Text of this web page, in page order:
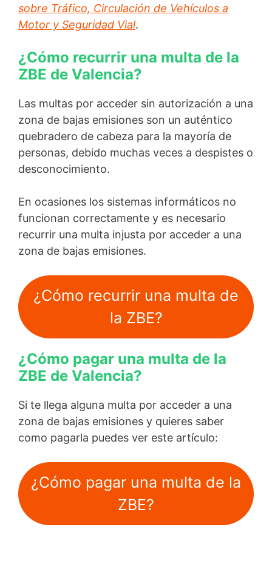
sobre Tráfico, Circulación de Vehículos a
Motor y Seguridad Vial.
¿Cómo recurrir una multa de la
ZBE de Valencia?
Las multas por acceder sin autorización a una
zona de bajas emisiones son un auténtico
quebradero de cabeza para la mayoría de
personas, debido muchas veces a despistes o
desconocimiento.
En ocasiones los sistemas informáticos no
funcionan correctamente y es necesario
recurrir una multa injusta por acceder a una
zona de bajas emisiones.
¿Cómo recurrir una multa de
la ZBE?
¿Cómo pagar una multa de la
ZBE de Valencia?
Si te llega alguna multa por acceder a una
zona de bajas emisiones y quieres saber
como pagarla puedes ver este artículo:
¿Cómo pagar una multa de la
ZBE?